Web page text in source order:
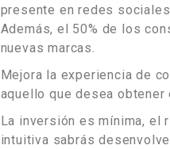
presente en redes
Además, el 50% de los
nuevas marcas.
Mejora la experiencia de
aquello que desea obtener
La inversión es mínima,
intuitiva sabrás